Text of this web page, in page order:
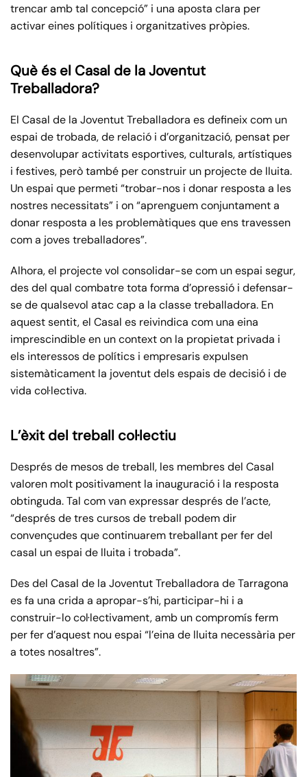
trencar amb tal concepció” i una aposta clara per
activar eines polítiques i organitzatives pròpies.
Què és el Casal de la Joventut
Treballadora?
El Casal de la Joventut Treballadora es defineix com un
espai de trobada, de relació i d’organització, pensat per
desenvolupar activitats esportives, culturals, artístiques
i festives, però també per construir un projecte de lluita.
Un espai que permeti “trobar-nos i donar resposta a les
nostres necessitats” i on “aprenguem conjuntament a
donar resposta a les problemàtiques que ens travessen
com a joves treballadores”.
Alhora, el projecte vol consolidar-se com un espai segur,
des del qual combatre tota forma d’opressió i defensar-
se de qualsevol atac cap a la classe treballadora. En
aquest sentit, el Casal es reivindica com una eina
imprescindible en un context on la propietat privada i
els interessos de polítics i empresaris expulsen
sistemàticament la joventut dels espais de decisió i de
vida col·lectiva.
L’èxit del treball col·lectiu
Després de mesos de treball, les membres del Casal
valoren molt positivament la inauguració i la resposta
obtinguda. Tal com van expressar després de l’acte,
“després de tres cursos de treball podem dir
convençudes que continuarem treballant per fer del
casal un espai de lluita i trobada”.
Des del Casal de la Joventut Treballadora de Tarragona
es fa una crida a apropar-s’hi, participar-hi i a
construir-lo col·lectivament, amb un compromís ferm
per fer d’aquest nou espai “l’eina de lluita necessària per
a totes nosaltres”.